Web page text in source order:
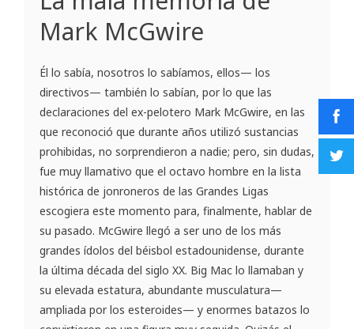
Mark McGwire
Él lo sabía, nosotros lo sabíamos, ellos— los
directivos— también lo sabían, por lo que las
declaraciones del ex-pelotero Mark McGwire, en las
que reconoció que durante años utilizó sustancias
prohibidas, no sorprendieron a nadie; pero, sin dudas,
fue muy llamativo que el octavo hombre en la lista
histórica de jonroneros de las Grandes Ligas
escogiera este momento para, finalmente, hablar de
su pasado. McGwire llegó a ser uno de los más
grandes ídolos del béisbol estadounidense, durante
la última década del siglo XX. Big Mac lo llamaban y
su elevada estatura, abundante musculatura—
ampliada por los esteroides— y enormes batazos lo